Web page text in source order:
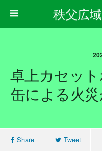
秩父広
卓上カセッ
缶による火
Share Tweet